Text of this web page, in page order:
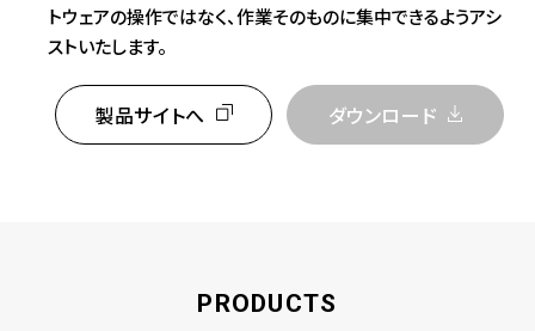
トウェアの操作ではなく、作業そのものに集中できるようアシ
ストいたします。
製品サイトへ ダウンロード
PRODUCTS